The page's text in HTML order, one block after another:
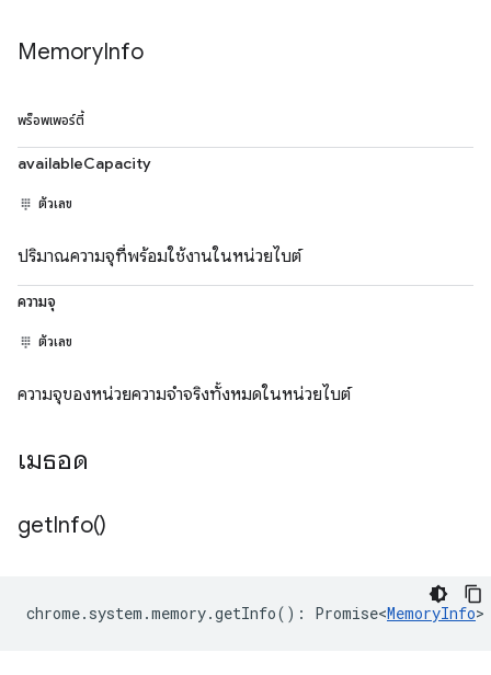
MemoryInfo
พร็อพเพอร์ตี้
availableCapacity
ตัวเลข
ปริมาณความจุที่พร้อมใช้งานในหน่วยไบต์
ความจุ
ตัวเลข
ความจุของหน่วยความจำจริงทั้งหมดในหน่วยไบต์
เมธอด
getInfo()
chrome. system .memory.getInfo() : Promise<MemoryInfo>